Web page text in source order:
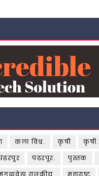
कला विश्व. कृषी कृषी.
पंढरपूर. पुस्तक
महाराष्ट्